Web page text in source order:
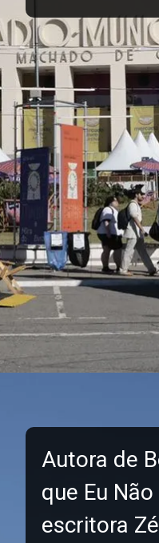
Autora de
que Eu
escritora